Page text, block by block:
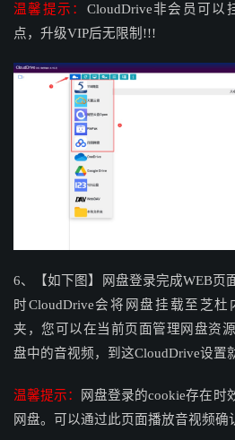
温馨提示： CloudDrive非会员可以
点，升级VIP后无限制!!!
6、【如下图】网盘登录完成WEB页
时CloudDrive会将网盘挂载至芝杜
夹，您可以在当前页面管理网盘资
盘中的音视频，到这CloudDrive设置
温馨提示：
网盘登录的cookie存在时
网盘。可以通过此页面播放音视频确